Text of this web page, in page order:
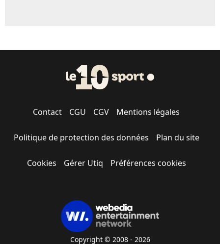
Contact CGU CGV Mentions légales
Politique de protection des données Plan du site
Cookies Gérer Utiq Préférences cookies
Copyright © 2008 - 2026